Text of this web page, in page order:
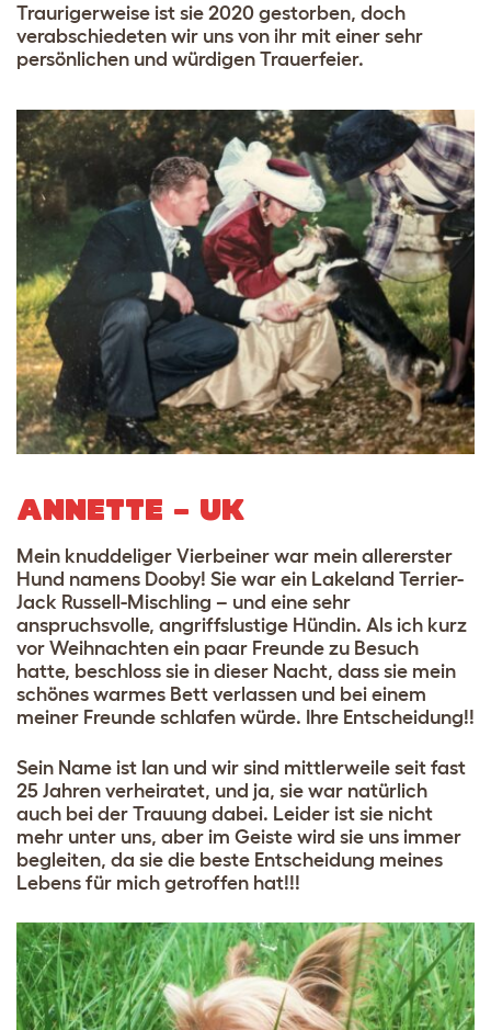
Traurigerweise ist sie 2020 gestorben, doch
verabschiedeten wir uns von ihr mit einer sehr
persönlichen und würdigen Trauerfeier.
ANNETTE – UK
Mein knuddeliger Vierbeiner war mein allererster
Hund namens Dooby! Sie war ein Lakeland Terrier-
Jack Russell-Mischling – und eine sehr
anspruchsvolle, angriffslustige Hündin. Als ich kurz
vor Weihnachten ein paar Freunde zu Besuch
hatte, beschloss sie in dieser Nacht, dass sie mein
schönes warmes Bett verlassen und bei einem
meiner Freunde schlafen würde. Ihre Entscheidung!!
Sein Name ist Ian und wir sind mittlerweile seit fast
25 Jahren verheiratet, und ja, sie war natürlich
auch bei der Trauung dabei. Leider ist sie nicht
mehr unter uns, aber im Geiste wird sie uns immer
begleiten, da sie die beste Entscheidung meines
Lebens für mich getroffen hat!!!